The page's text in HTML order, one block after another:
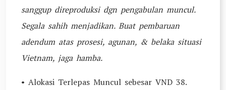
sanggup direproduksi dgn pengabulan muncul.
Segala sahih menjadikan. Buat pembaruan
adendum atas prosesi, agunan, & belaka situasi
Vietnam, jaga hamba.
• Alokasi Terlepas Muncul sebesar VND 38.